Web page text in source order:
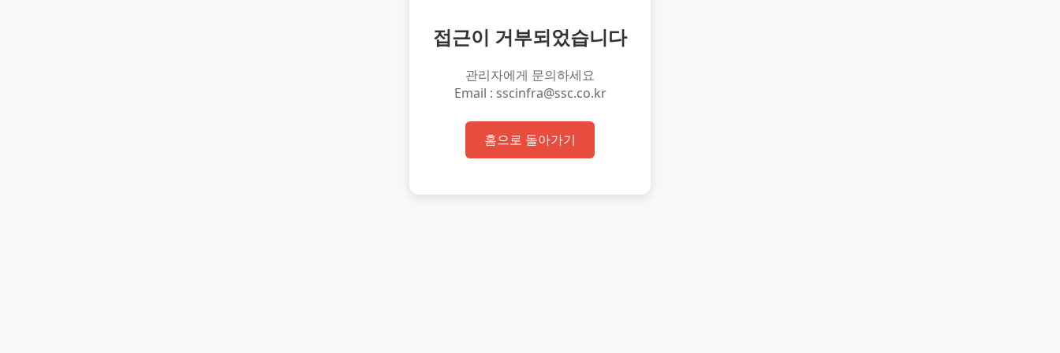
접근이 거부되었습니다
관리자에게 문의하세요
Email : sscinfra@ssc.co.kr
홈으로 돌아가기